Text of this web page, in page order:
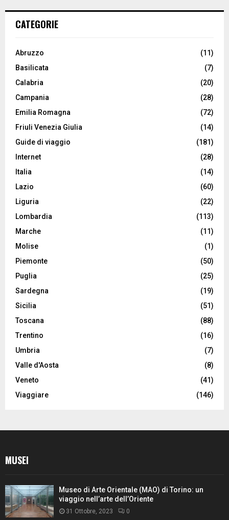
CATEGORIE
Abruzzo
(11)
Basilicata
(7)
Calabria
(20)
Campania
(28)
Emilia Romagna
(72)
Friuli Venezia Giulia
(14)
Guide di viaggio
(181)
Internet
(28)
Italia
(14)
Lazio
(60)
Liguria
(22)
Lombardia
(113)
Marche
(11)
Molise
(1)
Piemonte
(50)
Puglia
(25)
Sardegna
(19)
Sicilia
(51)
Toscana
(88)
Trentino
(16)
Umbria
(7)
Valle d'Aosta
(8)
Veneto
(41)
Viaggiare
(146)
MUSEI
Museo di Arte Orientale (MAO) di Torino: un
viaggio nell’arte dell’Oriente
31 Ottobre, 2023 0